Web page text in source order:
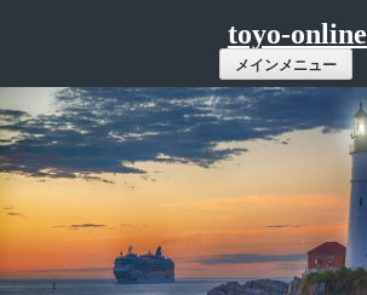
ツ
へ
ス
キ
ッ
プ
toyo-online
メインメニュー